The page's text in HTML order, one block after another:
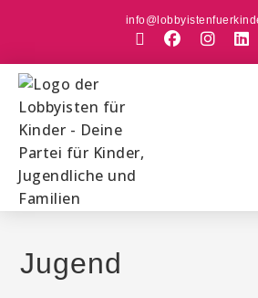
Jugend